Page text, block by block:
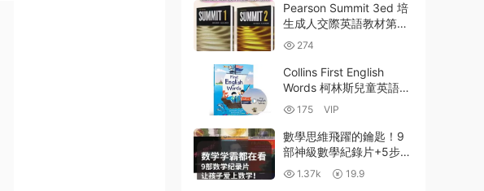
Pearson Summit 3ed 培
生成人交際英語教材第三
版全2級PDF電子版學生
書教師書練習冊 音頻視頻
白闆軟件 教師資源網盤下
載
274
Collins First English
Words 柯林斯兒童英語圖
解字典 PDF電子版課本
+練習冊+配套MP4視頻課
程 百度雲網盤下載
175 VIP
數學思維飛躍的鑰匙！9
部神級數學紀錄片+5步觀
影提分法，助推孩子數學
開竅！
1.37k 19.9